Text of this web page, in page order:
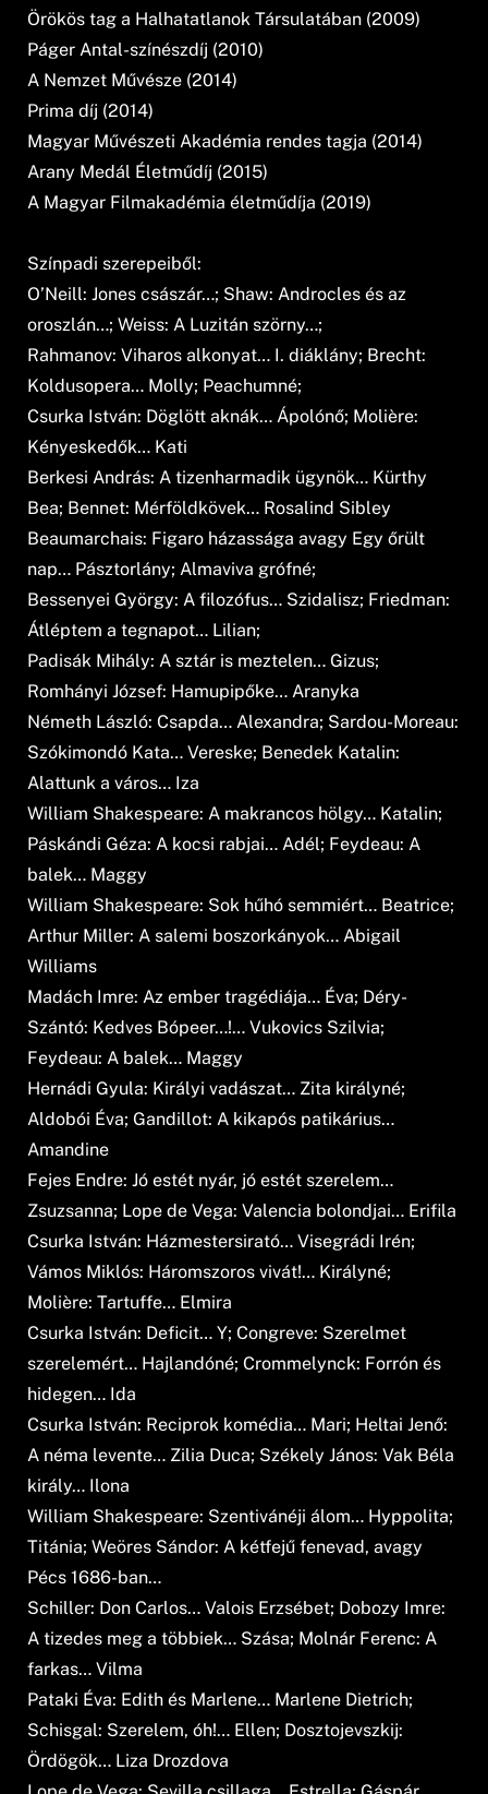
Örökös tag a Halhatatlanok Társulatában (2009)
Páger Antal-színészdíj (2010)
A Nemzet Művésze (2014)
Prima díj (2014)
Magyar Művészeti Akadémia rendes tagja (2014)
Arany Medál Életműdíj (2015)
A Magyar Filmakadémia életműdíja (2019)
Színpadi szerepeiből:
O’Neill: Jones császár…; Shaw: Androcles és az
oroszlán…; Weiss: A Luzitán szörny…;
Rahmanov: Viharos alkonyat… I. diáklány; Brecht:
Koldusopera… Molly; Peachumné;
Csurka István: Döglött aknák… Ápolónő; Molière:
Kényeskedők… Kati
Berkesi András: A tizenharmadik ügynök… Kürthy
Bea; Bennet: Mérföldkövek… Rosalind Sibley
Beaumarchais: Figaro házassága avagy Egy őrült
nap… Pásztorlány; Almaviva grófné;
Bessenyei György: A filozófus… Szidalisz; Friedman:
Átléptem a tegnapot… Lilian;
Padisák Mihály: A sztár is meztelen… Gizus;
Romhányi József: Hamupipőke… Aranyka
Németh László: Csapda… Alexandra; Sardou-Moreau:
Szókimondó Kata… Vereske; Benedek Katalin:
Alattunk a város… Iza
William Shakespeare: A makrancos hölgy… Katalin;
Páskándi Géza: A kocsi rabjai… Adél; Feydeau: A
balek… Maggy
William Shakespeare: Sok hűhó semmiért… Beatrice;
Arthur Miller: A salemi boszorkányok… Abigail
Williams
Madách Imre: Az ember tragédiája… Éva; Déry-
Szántó: Kedves Bópeer…!… Vukovics Szilvia;
Feydeau: A balek… Maggy
Hernádi Gyula: Királyi vadászat… Zita királyné;
Aldobói Éva; Gandillot: A kikapós patikárius…
Amandine
Fejes Endre: Jó estét nyár, jó estét szerelem…
Zsuzsanna; Lope de Vega: Valencia bolondjai… Erifila
Csurka István: Házmestersirató… Visegrádi Irén;
Vámos Miklós: Háromszoros vivát!… Királyné;
Molière: Tartuffe… Elmira
Csurka István: Deficit… Y; Congreve: Szerelmet
szerelemért… Hajlandóné; Crommelynck: Forrón és
hidegen… Ida
Csurka István: Reciprok komédia… Mari; Heltai Jenő:
A néma levente… Zilia Duca; Székely János: Vak Béla
király… Ilona
William Shakespeare: Szentivánéji álom… Hyppolita;
Titánia; Weöres Sándor: A kétfejű fenevad, avagy
Pécs 1686-ban…
Schiller: Don Carlos… Valois Erzsébet; Dobozy Imre:
A tizedes meg a többiek… Szása; Molnár Ferenc: A
farkas… Vilma
Pataki Éva: Edith és Marlene… Marlene Dietrich;
Schisgal: Szerelem, óh!… Ellen; Dosztojevszkij:
Ördögök… Liza Drozdova